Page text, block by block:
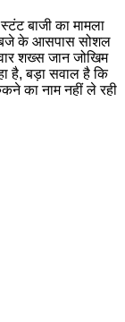
बाजी का मामला
बजे के आसपास सोशल
शख्स जान जोखिम
है, बड़ा सवाल है कि
का नाम नहीं ले रही